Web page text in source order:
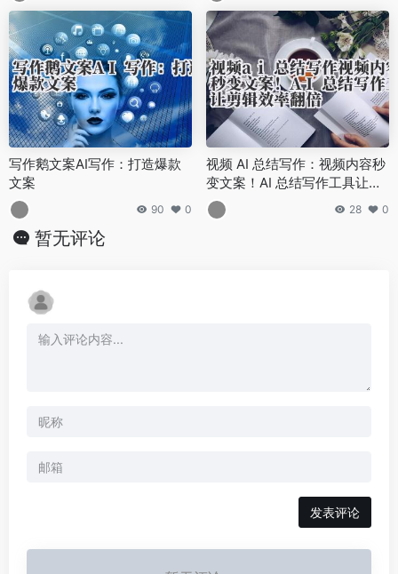
写作鹅文案AI写作：打造爆款
文案
90 0
视频 AI 总结写作：视频内容秒
变文案！AI 总结写作工具让剪
辑效率翻倍
28 0
暂无评论
发表评论